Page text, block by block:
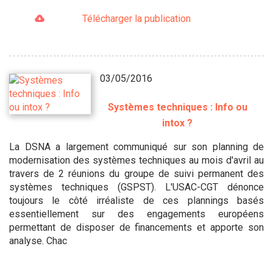
Télécharger la publication
03/05/2016
Systèmes techniques : Info ou
intox ?
La DSNA a largement communiqué sur son planning de
modernisation des systèmes techniques au mois d'avril au
travers de 2 réunions du groupe de suivi permanent des
systèmes techniques (GSPST). L'USAC-CGT dénonce
toujours le côté irréaliste de ces plannings basés
essentiellement sur des engagements européens
permettant de disposer de financements et apporte son
analyse. Chac